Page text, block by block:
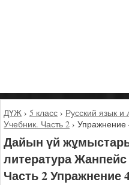
ДҮЖ › 5 класс › Русский язык и
Учебник. Часть 2 › Упражнение
Дайын үй
литература Жанпейс
Часть 2 Упражнение